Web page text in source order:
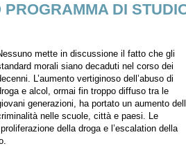
PROGRAMMA DI
mette in discussione il fatto che gli
morali siano decaduti nel corso dei
L’aumento vertiginoso dell’abuso di
e alcol, ormai fin troppo diffuso tra le
generazioni, ha portato un aumento
nelle scuole, città e paesi. Le
della droga e l’escalation della